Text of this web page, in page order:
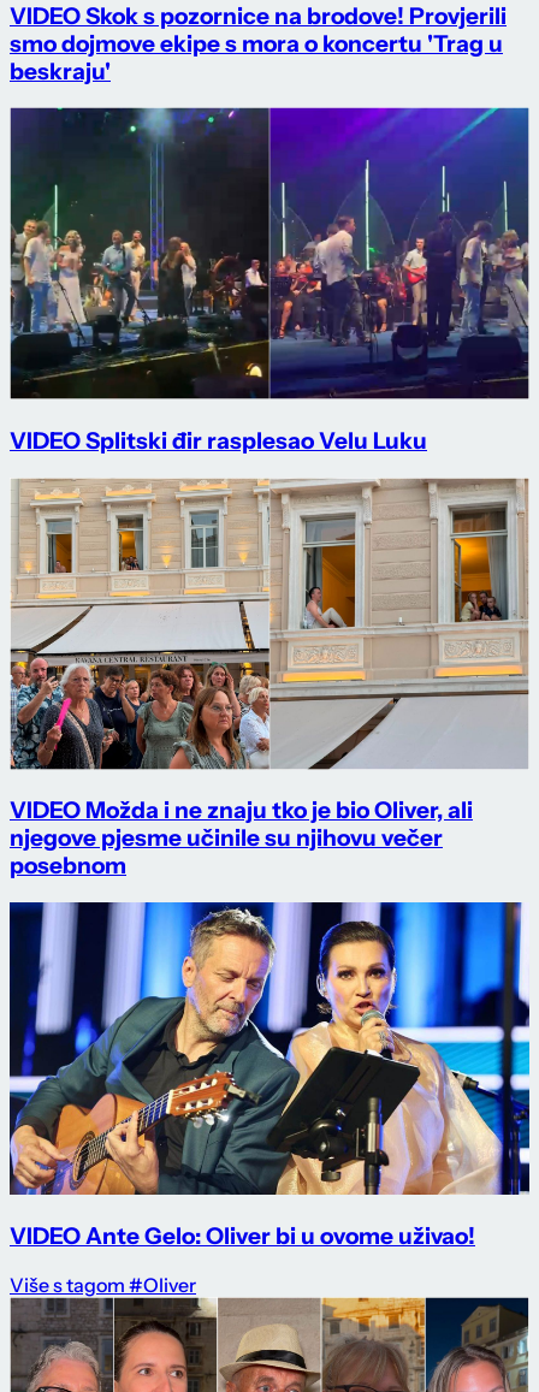
VIDEO Skok s pozornice na brodove! Provjerili
smo dojmove ekipe s mora o koncertu 'Trag u
beskraju'
VIDEO Splitski đir rasplesao Velu Luku
VIDEO Možda i ne znaju tko je bio Oliver, ali
njegove pjesme učinile su njihovu večer
posebnom
VIDEO Ante Gelo: Oliver bi u ovome uživao!
Više s tagom #Oliver